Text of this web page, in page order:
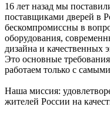
16 лет назад мы
поставщиками дверей в
бескомпромиссны в
оборудования,
дизайна и качественных
Это основные
работаем только с
Наша миссия:
жителей России на